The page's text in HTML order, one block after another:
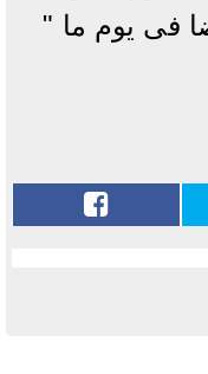
فى يوم ما "